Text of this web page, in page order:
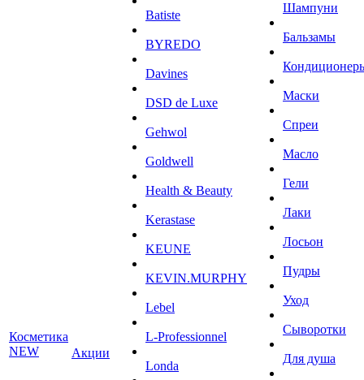
Косметика
NEW
Акции
Batiste
BYREDO
Davines
DSD de Luxe
Gehwol
Goldwell
Health & Beauty
Kerastase
KEUNE
KEVIN.MURPHY
Lebel
L-Professionnel
Londa
Шампуни
Бальзамы
Маски
Спреи
Масло
Гели
Лаки
Лосьон
Пудры
Уход
Сыворотки
Для душа